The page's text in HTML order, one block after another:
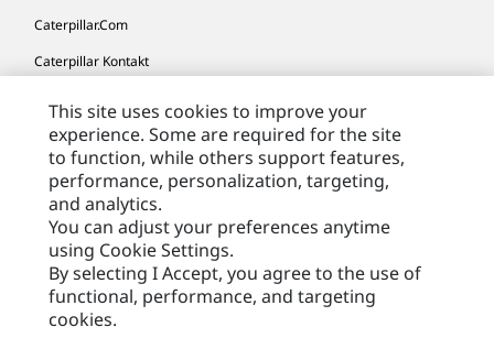
Caterpillar.com
Caterpillar Kontakt
Moje Preferencje Marketingowe
Site Map
Cookie Settings
Legal
Privacy
This site uses cookies to improve your
experience. Some are required for the site
to function, while others support features,
performance, personalization, targeting,
and analytics.
You can adjust your preferences anytime
using Cookie Settings.
By selecting I Accept, you agree to the use of
functional, performance, and targeting
cookies.